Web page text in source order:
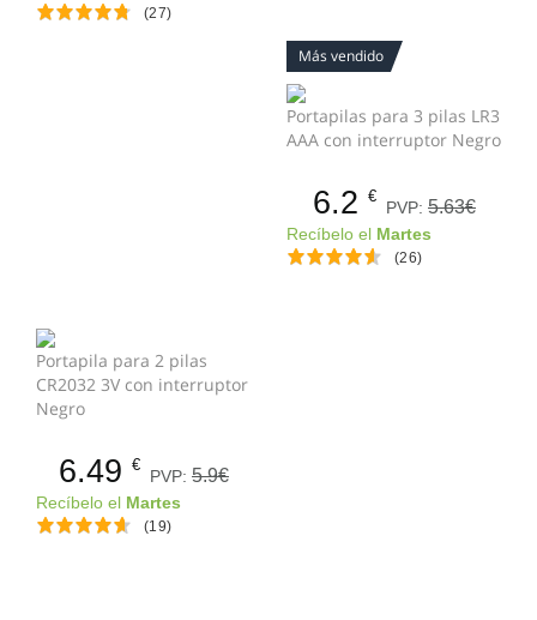
(27)
Más vendido
Portapilas para 3 pilas LR3
AAA con interruptor Negro
6.2 €
PVP: 5.63€
Recíbelo el Martes
(26)
Portapila para 2 pilas
CR2032 3V con interruptor
Negro
6.49 €
PVP: 5.9€
Recíbelo el Martes
(19)